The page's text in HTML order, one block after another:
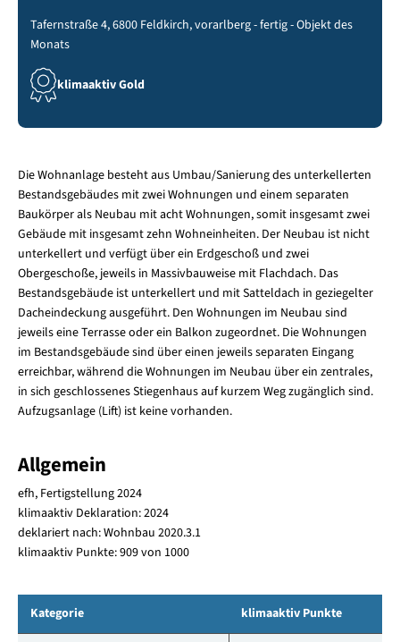
Tafernstraße 4, 6800 Feldkirch, vorarlberg - fertig - Objekt des
Monats
klimaaktiv Gold
Die Wohnanlage besteht aus Umbau/Sanierung des unterkellerten
Bestandsgebäudes mit zwei Wohnungen und einem separaten
Baukörper als Neubau mit acht Wohnungen, somit insgesamt zwei
Gebäude mit insgesamt zehn Wohneinheiten. Der Neubau ist nicht
unterkellert und verfügt über ein Erdgeschoß und zwei
Obergeschoße, jeweils in Massivbauweise mit Flachdach. Das
Bestandsgebäude ist unterkellert und mit Satteldach in geziegelter
Dacheindeckung ausgeführt. Den Wohnungen im Neubau sind
jeweils eine Terrasse oder ein Balkon zugeordnet. Die Wohnungen
im Bestandsgebäude sind über einen jeweils separaten Eingang
erreichbar, während die Wohnungen im Neubau über ein zentrales,
in sich geschlossenes Stiegenhaus auf kurzem Weg zugänglich sind.
Aufzugsanlage (Lift) ist keine vorhanden.
Allgemein
efh, Fertigstellung 2024
klimaaktiv Deklaration: 2024
deklariert nach: Wohnbau 2020.3.1
klimaaktiv Punkte: 909 von 1000
Kategorie klimaaktiv Punkte